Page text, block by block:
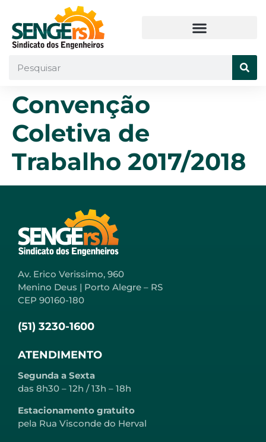
Convenção
Coletiva de
Trabalho 2017/2018
Av. Erico Verissimo, 960
Menino Deus | Porto Alegre – RS
CEP 90160-180
(51) 3230-1600
ATENDIMENTO
Segunda a Sexta
das 8h30 – 12h / 13h – 18h
Estacionamento gratuito
pela Rua Visconde do Herval